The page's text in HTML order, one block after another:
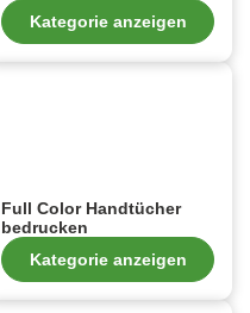
Kategorie anzeigen
Full Color Handtücher
bedrucken
Kategorie anzeigen